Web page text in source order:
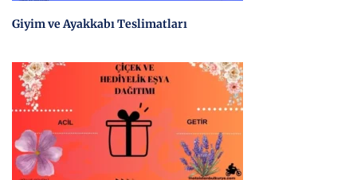
Giyim ve Ayakkabı Teslimatları